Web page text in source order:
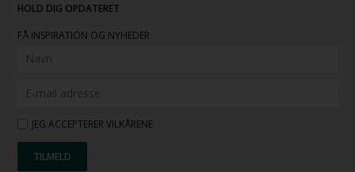
HOLD DIG OPDATERET
FÅ INSPIRATION OG NYHEDER
JEG ACCEPTERER VILKÅRENE